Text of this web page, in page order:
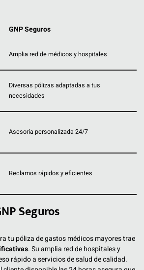
GNP Seguros
Amplia red de médicos y hospitales
Diversas pólizas adaptadas a tus
necesidades
Asesoría personalizada 24/7
Reclamos rápidos y eficientes
Seguros
tu póliza de gastos médicos mayores trae
. Su amplia red de hospitales y
rápido a servicios de salud de calidad.